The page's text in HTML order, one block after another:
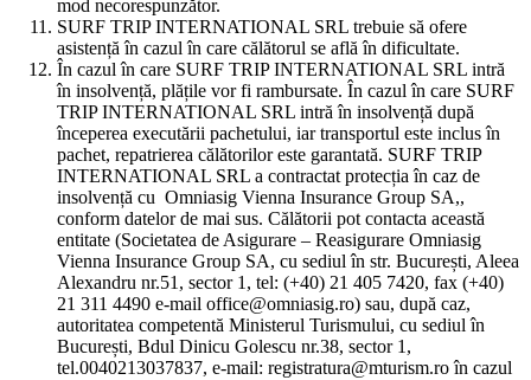
LITIGII
Agenția și Participantul au obligația de a încerca
soluționarea oricărui diferend apărut în legătura cu
prevederile prezentului document pe cale amiabilă,
putând apela în acest sens și la serviciile unui
mediator.
În cazul în care orice conflict dintre Agenție și
Participant în legătură cu prezentul document nu
poate fi rezolvat pe cale amiabilă, acesta va fi
soluţionat de instanţa material competentă conform
normelor de drept comun în vigoare.
ALTE CLAUZE
mod necorespunzător.
SURF TRIP INTERNATIONAL SRL trebuie să ofere
asistență în cazul în care călătorul se află în dificultate.
În cazul în care SURF TRIP INTERNATIONAL SRL intră
în insolvență, plățile vor fi rambursate. În cazul în care SURF
TRIP INTERNATIONAL SRL intră în insolvență după
începerea executării pachetului, iar transportul este inclus în
pachet, repatrierea călătorilor este garantată. SURF TRIP
INTERNATIONAL SRL a contractat protecția în caz de
insolvență cu Omniasig Vienna Insurance Group SA,,
conform datelor de mai sus. Călătorii pot contacta această
entitate (Societatea de Asigurare – Reasigurare Omniasig
Vienna Insurance Group SA, cu sediul în str. București, Aleea
Alexandru nr.51, sector 1, tel: (+40) 21 405 7420, fax (+40)
21 311 4490 e-mail office@omniasig.ro) sau, după caz,
autoritatea competentă Ministerul Turismului, cu sediul în
București, Bdul Dinicu Golescu nr.38, sector 1,
tel.0040213037837, e-mail: registratura@mturism.ro în cazul